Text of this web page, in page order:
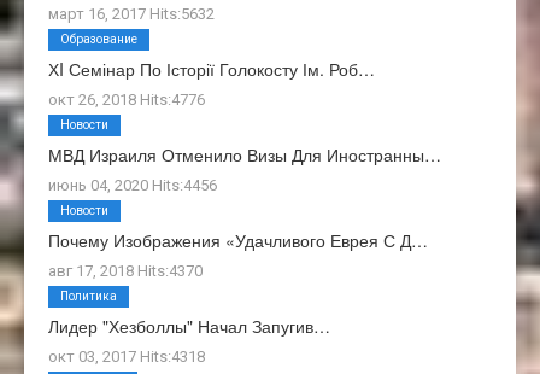
март 16, 2017 Hits:5632
ХI Семінар По Історії Голокосту Ім. Роб…
окт 26, 2018 Hits:4776
Образование
МВД Израиля Отменило Визы Для Иностранны…
июнь 04, 2020 Hits:4456
Новости
Почему Изображения «Удачливого Еврея С Д…
авг 17, 2018 Hits:4370
Новости
Лидер "Хезболлы" Начал Запугив…
окт 03, 2017 Hits:4318
Политика